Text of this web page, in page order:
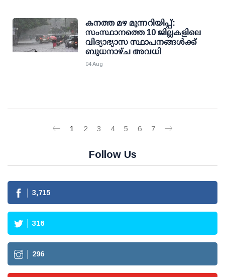
കനത്ത മഴ മുന്നറിയിപ്പ്:
സംസ്ഥാനത്തെ 10 ജില്ലകളിലെ
വിദ്യാഭ്യാസ സ്ഥാപനങ്ങള്‍ക്ക്
ബുധനാഴ്ച അവധി
04 Aug
1 2 3 4 5 6 7
Follow Us
3,715
316
296